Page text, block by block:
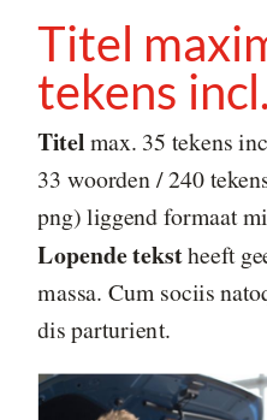
Titel
tekens
Titelmax. 35 tekens
33 woorden / 240
png) liggend formaat
Lopende tekstheeft
massa. Cum sociis
dis parturient.